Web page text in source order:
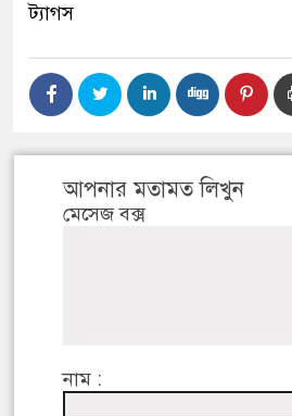
ট্যাগস
আপনার মতামত লিখুন
মেসেজ বক্স
নাম :